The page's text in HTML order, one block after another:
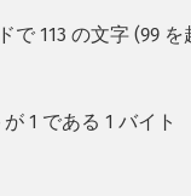
で 113 の文字 (99
1 である 1 バイト